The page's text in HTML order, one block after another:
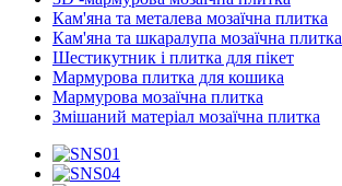
Кам'яна та металева мозаїчна плитка
Кам'яна та шкаралупа мозаїчна плитка
Шестикутник і плитка для пікет
Мармурова плитка для кошика
Мармурова мозаїчна плитка
Змішаний матеріал мозаїчна плитка